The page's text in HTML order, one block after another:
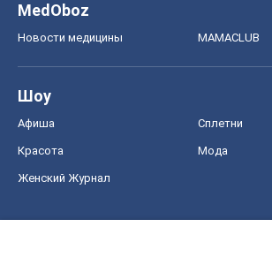
MedOboz
Новости медицины MAMACLUB
Шоу
Афиша Сплетни
Красота Мода
Женский Журнал